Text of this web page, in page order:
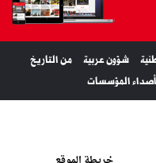
شؤون عربية
من التاريخ
أصداء المؤسسات